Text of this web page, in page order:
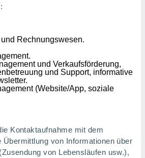
Rechnungswesen.
und Verkaufsförderung,
und Support, informative
(Website/App, soziale
Kontaktaufnahme mit dem
Übermittlung von Informationen über
von Lebensläufen usw.),